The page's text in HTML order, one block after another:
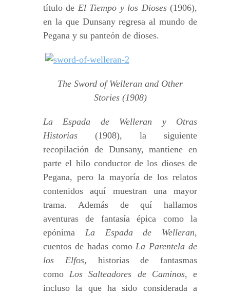
título de El Tiempo y los Dioses(1906),
en la que Dunsany regresa al mundo de
Pegana y su panteón de dioses.
The Sword of Welleran and Other
Stories (1908)
La Espada de Welleran y Otras
Historias (1908), la siguiente
recopilación de Dunsany, mantiene en
parte el hilo conductor de los dioses de
Pegana, pero la mayoría de los relatos
contenidos aquí muestran una mayor
trama. Además de quí hallamos
aventuras de fantasía épica como la
epónima La Espada de Welleran,
cuentos de hadas comoLa Parentela de
los Elfos, historias de fantasmas
comoLos Salteadores de Caminos, e
incluso la que ha sido considerada a